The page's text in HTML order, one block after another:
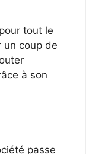
tout le
un coup de
à son
passe